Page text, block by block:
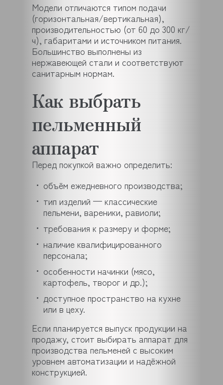
Модели отличаются типом подачи
(горизонтальная/вертикальная),
производительностью (от 60 до 300 кг/
ч), габаритами и источником питания.
Большинство выполнены из
нержавеющей стали и соответствуют
санитарным нормам.
Как выбрать
пельменный
аппарат
Перед покупкой важно определить:
объём ежедневного производства;
тип изделий — классические
пельмени, вареники, равиоли;
требования к размеру и форме;
наличие квалифицированного
персонала;
особенности начинки (мясо,
картофель, творог и др.);
доступное пространство на кухне
или в цеху.
Если планируется выпуск продукции на
продажу, стоит выбирать аппарат для
производства пельменей с высоким
уровнем автоматизации и надёжной
конструкцией.